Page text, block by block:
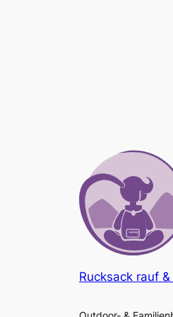
Rucksack rauf